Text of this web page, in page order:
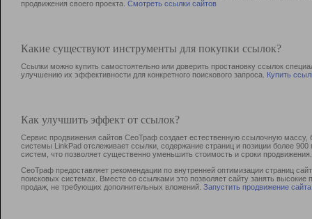
продвижения своего проекта. Смотреть ссылки сайтов
Какие существуют инструменты для покупки ссылок?
Ссылки можно купить самостоятельно или доверить простановку ссылок
улучшению их эффективности для конкретного поискового запроса. Купить
Как улучшить эффект от ссылок?
Сервис продвижения сайтов СеоТраф создает естественную ссылочную
системы LinkPad отслеживает ссылки, содержание страниц и позиции более
систем, что позволяет существенно уменьшить стоимость и сроки продвижения.
СеоТраф предоставляет рекомендации по внутренней оптимизации страниц
поисковых системах. Вместе со ссылками это позволяет сайту занять
продаж, не требующих дополнительных вложений. Запустить продвижение сайта